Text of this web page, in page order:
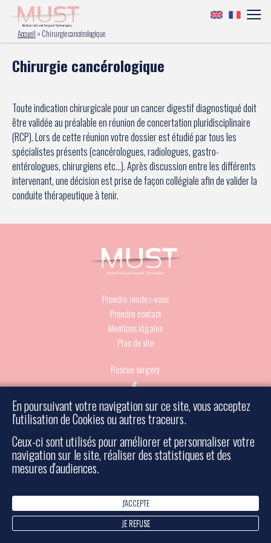
En poursuivant votre navigation sur ce site, vous acceptez
l'utilisation de Cookies ou autres traceurs.
Ceux-ci sont utilisés pour améliorer et personnaliser votre
navigation sur le site, réaliser des statistiques et des
mesures d'audiences.
J'ACCEPTE
JE REFUSE
Accueil » Chirurgie cancérologique
Chirurgie cancérologique
Toute indication chirurgicale pour un cancer digestif diagnostiqué doit
être validée au préalable en réunion de concertation pluridisciplinaire
(RCP). Lors de cette réunion votre dossier est étudié par tous les
spécialistes présents (cancérologues, radiologues, gastro-
entérologues, chirurgiens etc…). Après discussion entre les différents
intervenant, une décision est prise de façon collégiale afin de valider la
conduite thérapeutique à tenir.
Prendre rendez-vous
Prendre contact
Mentions légales
Plan du site
Rescue surgery
© 2026 Must- Tous droits réservés - Réalisé par Bulko